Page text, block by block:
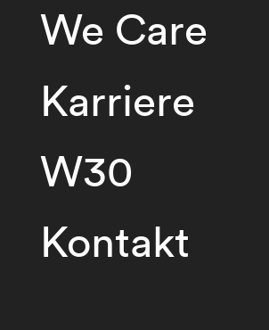
We Care
Karriere
W30
Kontakt